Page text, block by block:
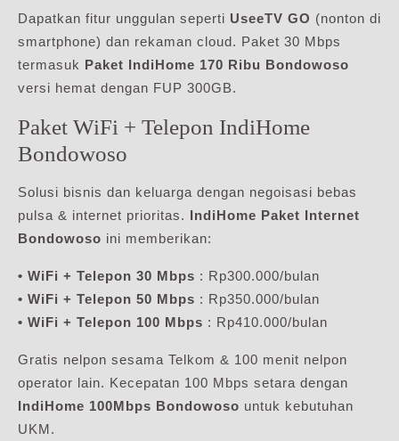
Dapatkan fitur unggulan seperti UseeTV GO (nonton di
smartphone) dan rekaman cloud. Paket 30 Mbps
termasuk Paket IndiHome 170 Ribu Bondowoso
versi hemat dengan FUP 300GB.
Paket WiFi + Telepon IndiHome
Bondowoso
Solusi bisnis dan keluarga dengan negoisasi bebas
pulsa & internet prioritas. IndiHome Paket Internet
Bondowoso ini memberikan:
• WiFi + Telepon 30 Mbps : Rp300.000/bulan
• WiFi + Telepon 50 Mbps : Rp350.000/bulan
• WiFi + Telepon 100 Mbps : Rp410.000/bulan
Gratis nelpon sesama Telkom & 100 menit nelpon
operator lain. Kecepatan 100 Mbps setara dengan
IndiHome 100Mbps Bondowoso untuk kebutuhan
UKM.